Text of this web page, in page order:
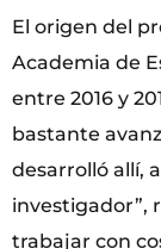
El origen del
Academia de
entre 2016 y
bastante
desarrolló allí,
investigador”,
trabajar con